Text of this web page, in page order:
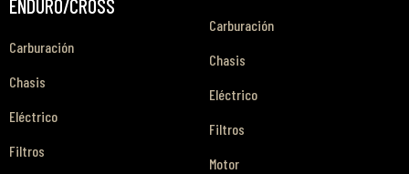
ENDURO/CROSS
Carburación
Chasis
Eléctrico
Filtros
Carburación
Chasis
Eléctrico
Filtros
Motor